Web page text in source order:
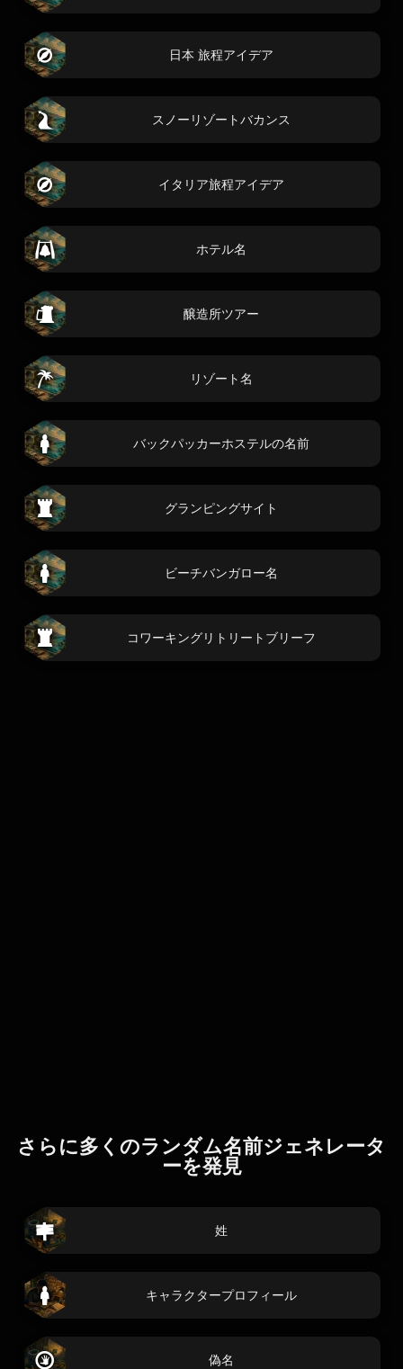
日本 旅程アイデア
スノーリゾートバカンス
イタリア旅程アイデア
ホテル名
醸造所ツアー
リゾート名
バックパッカーホステルの名前
グランピングサイト
ビーチバンガロー名
コワーキングリトリートブリーフ
さらに多くのランダム名前ジェネレータ
ーを発見
姓
キャラクタープロフィール
偽名